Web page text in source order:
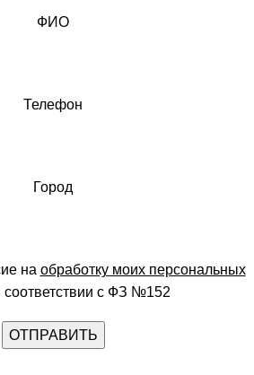
ФИО
Телефон
Город
на обработку моих персональных
соответствии с ФЗ №152